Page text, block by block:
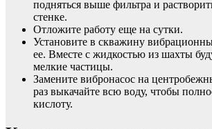
подняться выше фильтра и
стенке.
Отложите работу еще на сутки.
Установите в скважину
ее. Вместе с жидкостью из шахты
мелкие частицы.
Замените вибронасос на
раз выкачайте всю воду, чтобы
кислоту.